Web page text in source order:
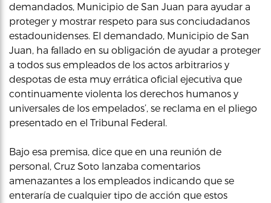
demandados, Municipio de San Juan para ayudar a
proteger y mostrar respeto para sus conciudadanos
estadounidenses. El demandado, Municipio de San
Juan, ha fallado en su obligación de ayudar a proteger
a todos sus empleados de los actos arbitrarios y
despotas de esta muy errática oficial ejecutiva que
continuamente violenta los derechos humanos y
universales de los empelados’, se reclama en el pliego
presentado en el Tribunal Federal.
Bajo esa premisa, dice que en una reunión de
personal, Cruz Soto lanzaba comentarios
amenazantes a los empleados indicando que se
enteraría de cualquier tipo de acción que estos